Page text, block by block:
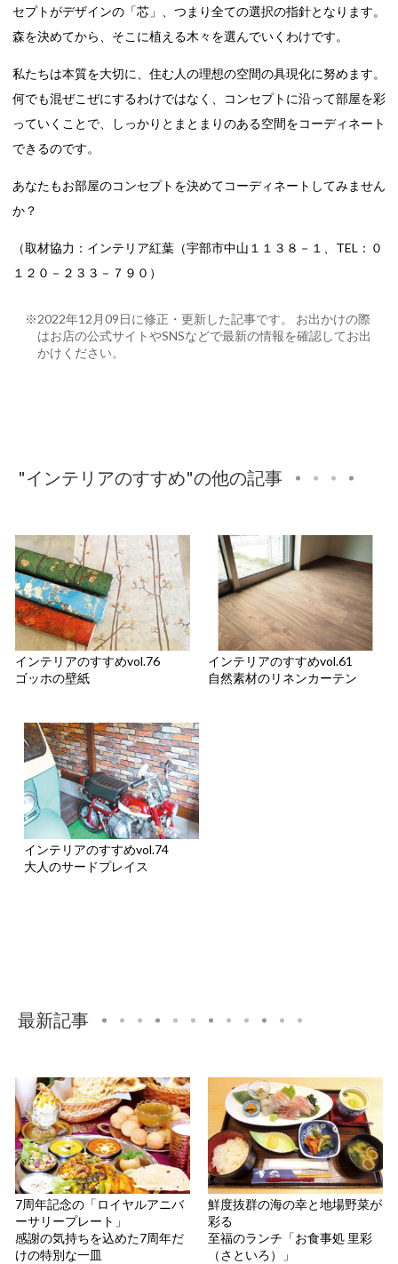
セプトがデザインの「芯」、つまり全ての選択の指針となります。
森を決めてから、そこに植える木々を選んでいくわけです。
私たちは本質を大切に、住む人の理想の空間の具現化に努めます。
何でも混ぜこぜにするわけではなく、コンセプトに沿って部屋を彩
っていくことで、しっかりとまとまりのある空間をコーディネート
できるのです。
あなたもお部屋のコンセプトを決めてコーディネートしてみません
か？
（取材協力：インテリア紅葉（宇部市中山１１３８－１、TEL：０
１２０－２３３－７９０）
※2022年12月09日に修正・更新した記事です。 お出かけの際
はお店の公式サイトやSNSなどで最新の情報を確認してお出
かけください。
"インテリアのすすめ"の他の記事
インテリアのすすめvol.76
ゴッホの壁紙
インテリアのすすめvol.61
自然素材のリネンカーテン
インテリアのすすめvol.74
大人のサードプレイス
最新記事
7周年記念の「ロイヤルアニバ
ーサリープレート」
感謝の気持ちを込めた7周年だ
けの特別な一皿
鮮度抜群の海の幸と地場野菜が
彩る
至福のランチ「お食事処 里彩
（さといろ）」